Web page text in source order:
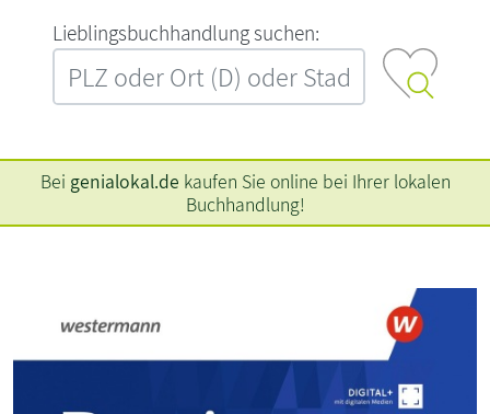
L‍i‍e‍b‍l‍i‍n‍g‍s‍b‍u‍c‍h‍h‍a‍n‍d‍l‍u‍n‍g‍ ‍s‍u‍c‍h‍e‍n‍:‍
Bei genialokal.de kaufen Sie online bei Ihrer lokalen
Buchhandlung!